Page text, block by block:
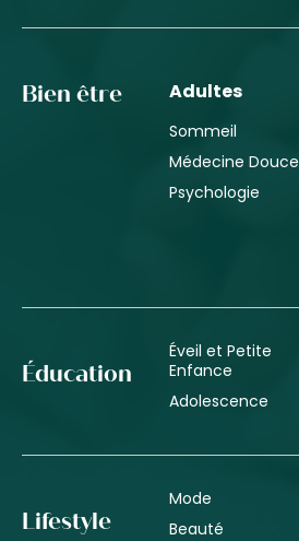
Bien être Adultes
Sommeil
Médecine Douce
Psychologie
Éducation
Éveil et Petite
Enfance
Adolescence
Lifestyle
Mode
Beauté